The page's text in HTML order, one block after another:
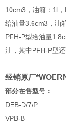
10cm3，油箱：1l
给油量3.6cm3，油
PFH-P型给油量
油，其中PFH-P型还
经销原厂
部分在售型号：
DEB-D/7/P
VPB-B